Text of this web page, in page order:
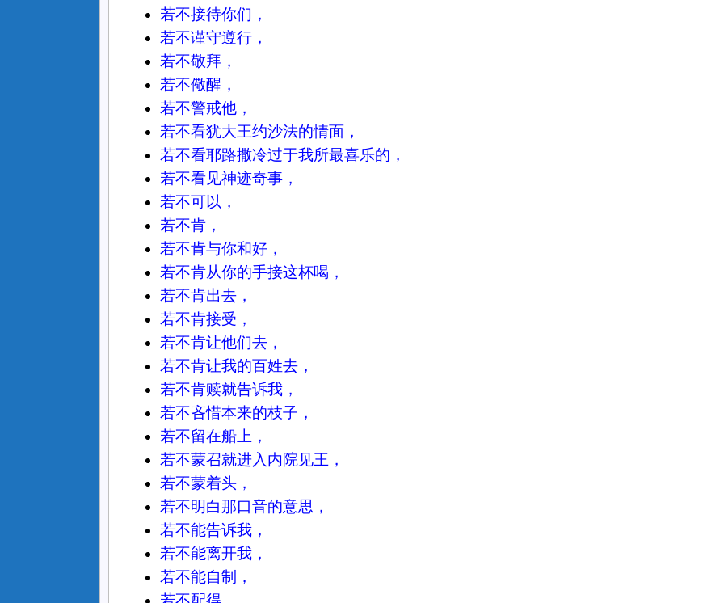
若不接待你们，
若不谨守遵行，
若不敬拜，
若不儆醒，
若不警戒他，
若不看犹大王约沙法的情面，
若不看耶路撒冷过于我所最喜乐的，
若不看见神迹奇事，
若不可以，
若不肯，
若不肯与你和好，
若不肯从你的手接这杯喝，
若不肯出去，
若不肯接受，
若不肯让他们去，
若不肯让我的百姓去，
若不肯赎就告诉我，
若不吝惜本来的枝子，
若不留在船上，
若不蒙召就进入内院见王，
若不蒙着头，
若不明白那口音的意思，
若不能告诉我，
若不能离开我，
若不能自制，